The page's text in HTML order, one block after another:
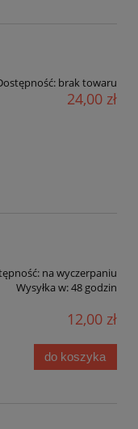
brak towaru
24,00 zł
na wyczerpaniu
Wysyłka w:48 godzin
12,00 zł
do koszyka